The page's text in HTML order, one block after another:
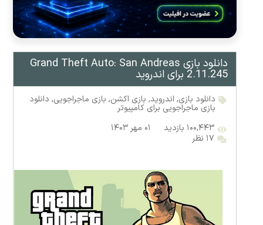
دانلود بازی Grand Theft Auto: San Andreas
2.11.245 برای اندروید
دانلود بازی, اندروید, بازی اکشن, بازی ماجراجویی, دانلود
بازی ماجراجویی برای کامپیوتر
۱۰۰,۴۴۳ بازدید
۰۱ مهر ۱۴۰۳
۱۷ نظر